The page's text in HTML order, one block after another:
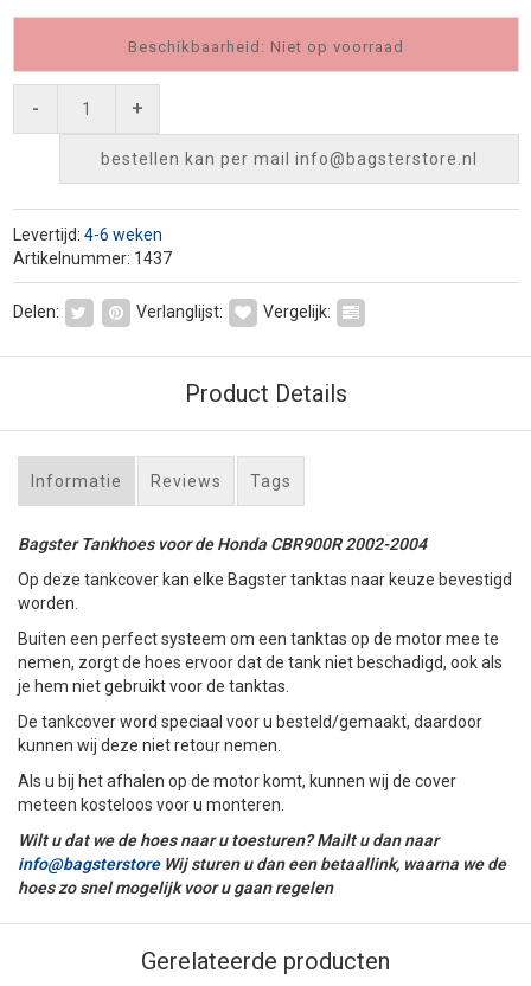
Beschikbaarheid: Niet op voorraad
- +
bestellen kan per mail info@bagsterstore.nl
Levertijd: 4-6 weken
Artikelnummer: 1437
Delen: Verlanglijst: Vergelijk:
Product Details
Informatie Reviews Tags
Bagster Tankhoes voor de Honda CBR900R 2002-2004
Op deze tankcover kan elke Bagster tanktas naar keuze bevestigd
worden.
Buiten een perfect systeem om een tanktas op de motor mee te
nemen, zorgt de hoes ervoor dat de tank niet beschadigd, ook als
je hem niet gebruikt voor de tanktas.
De tankcover word speciaal voor u besteld/gemaakt, daardoor
kunnen wij deze niet retour nemen.
Als u bij het afhalen op de motor komt, kunnen wij de cover
meteen kosteloos voor u monteren.
Wilt u dat we de hoes naar u toesturen? Mailt u dan naar
info@bagsterstoreWij sturen u dan een betaallink, waarna we de
hoes zo snel mogelijk voor u gaan regelen
Gerelateerde producten